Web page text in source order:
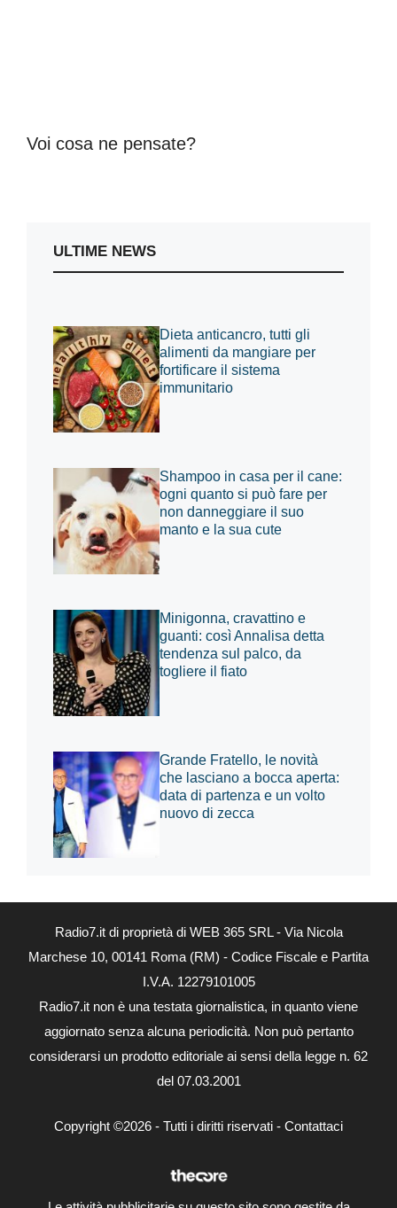
Voi cosa ne pensate?
ULTIME NEWS
Dieta anticancro, tutti gli
alimenti da mangiare per
fortificare il sistema
immunitario
Shampoo in casa per il cane:
ogni quanto si può fare per
non danneggiare il suo
manto e la sua cute
Minigonna, cravattino e
guanti: così Annalisa detta
tendenza sul palco, da
togliere il fiato
Grande Fratello, le novità
che lasciano a bocca aperta:
data di partenza e un volto
nuovo di zecca
Radio7.it di proprietà di WEB 365 SRL - Via Nicola
Marchese 10, 00141 Roma (RM) - Codice Fiscale e Partita
I.V.A. 12279101005
Radio7.it non è una testata giornalistica, in quanto viene
aggiornato senza alcuna periodicità. Non può pertanto
considerarsi un prodotto editoriale ai sensi della legge n. 62
del 07.03.2001
Copyright ©2026 - Tutti i diritti riservati - Contattaci